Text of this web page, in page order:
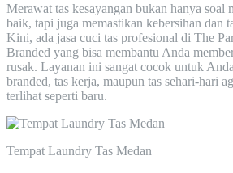
Merawat tas kesayangan bukan hanya soal
baik, tapi juga memastikan kebersihan dan
Kini, ada jasa cuci tas profesional di The
Branded yang bisa membantu Anda
rusak. Layanan ini sangat cocok untuk
branded, tas kerja, maupun tas sehari-hari
terlihat seperti baru.
Tempat Laundry Tas Medan